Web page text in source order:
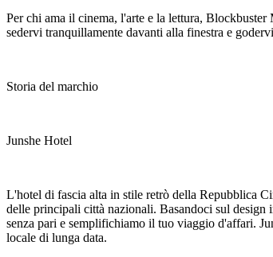
Per chi ama il cinema, l'arte e la lettura,
sedervi tranquillamente davanti alla finestra e
Storia del marchio
Junshe Hotel
L'hotel di fascia alta in stile retrò della Repubblica
delle principali città nazionali. Basandoci sul
senza pari e semplifichiamo il tuo viaggio d'affari.
locale di lunga data.